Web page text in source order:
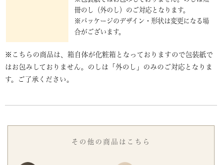
冊のし（外のし）のご対応となります。
※パッケージのデザイン・形状は変更になる場
合がございます。
※こちらの商品は、箱自体が化粧箱となっておりますので包装紙で
はお包みしておりません。のしは「外のし」のみのご対応となりま
す。ご了承ください。
その他の商品はこちら